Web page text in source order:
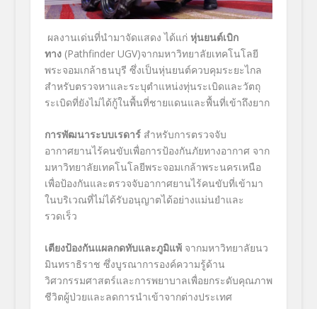
ผลงานเด่นที่นำมาจัดแสดง ได้แก่ หุ่นยนต์เบิก
ทาง(Pathfinder UGV)จากมหาวิทยาลัยเทคโนโลยี
พระจอมเกล้าธนบุรี ซึ่งเป็นหุ่นยนต์ควบคุมระยะไกล
สำหรับตรวจหาและระบุตำแหน่งทุ่นระเบิดและวัตถุ
ระเบิดที่ยังไม่ได้กู้ในพื้นที่ชายแดนและพื้นที่เข้าถึงยาก
การพัฒนาระบบเรดาร์สำหรับการตรวจจับ
อากาศยานไร้คนขับเพื่อการป้องกันภัยทางอากาศ จาก
มหาวิทยาลัยเทคโนโลยีพระจอมเกล้าพระนครเหนือ
เพื่อป้องกันและตรวจจับอากาศยานไร้คนขับที่เข้ามา
ในบริเวณที่ไม่ได้รับอนุญาตได้อย่างแม่นยำและ
รวดเร็ว
เตียงป้องกันแผลกดทับและภูมิแพ้จากมหาวิทยาลัยนว
มินทราธิราช ซึ่งบูรณาการองค์ความรู้ด้าน
วิศวกรรมศาสตร์และการพยาบาลเพื่อยกระดับคุณภาพ
ชีวิตผู้ป่วยและลดการนำเข้าจากต่างประเทศ